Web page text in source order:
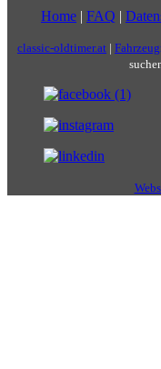
Home | FAQ |
classic-oldtimer.at |